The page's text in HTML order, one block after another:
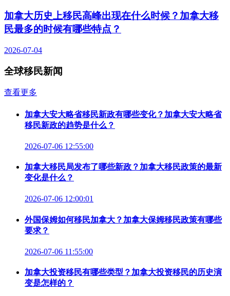
加拿大历史上移民高峰出现在什么时候？加拿大移
民最多的时候有哪些特点？
2026-07-04
全球移民新闻
查看更多
加拿大安大略省移民新政有哪些变化？加拿大安大略省
移民新政的趋势是什么？
2026-07-06 12:55:00
加拿大移民局发布了哪些新政？加拿大移民政策的最新
变化是什么？
2026-07-06 12:00:01
外国保姆如何移民加拿大？加拿大保姆移民政策有哪些
要求？
2026-07-06 11:55:00
加拿大投资移民有哪些类型？加拿大投资移民的历史演
变是怎样的？